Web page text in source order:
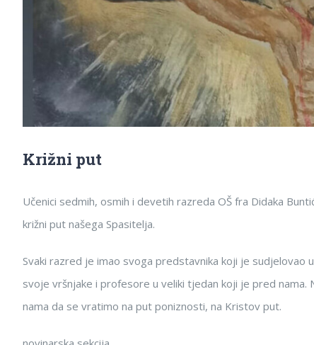
Križni put
Učenici sedmih, osmih i devetih razreda OŠ fra Didaka
križni put našega Spasitelja.
Svaki razred je imao svoga predstavnika koji je sudjelovao
svoje vršnjake i profesore u veliki tjedan koji je pred nama.
nama da se vratimo na put poniznosti, na Kristov put.